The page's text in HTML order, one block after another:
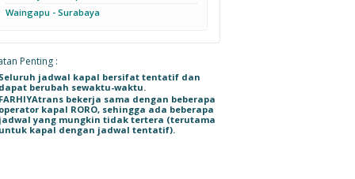
Waingapu - Surabaya
Penting :
jadwal kapal bersifat tentatif dan
berubah sewaktu-waktu.
bekerja sama dengan beberapa
kapal RORO, sehingga ada beberapa
yang mungkin tidak tertera (terutama
kapal dengan jadwal tentatif).